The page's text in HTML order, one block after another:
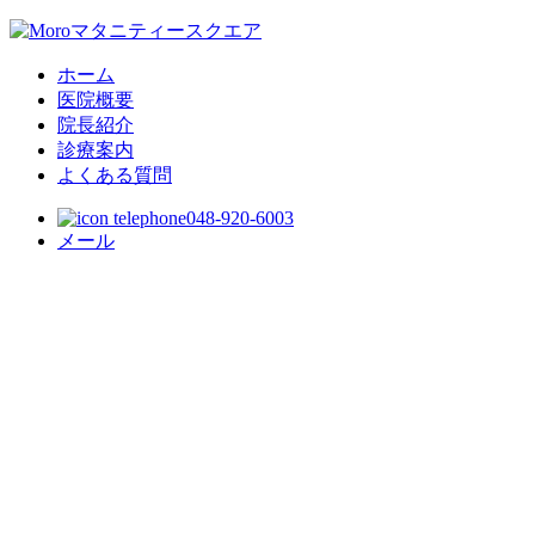
ホーム
医院概要
院長紹介
診療案内
よくある質問
048-920-6003
メール